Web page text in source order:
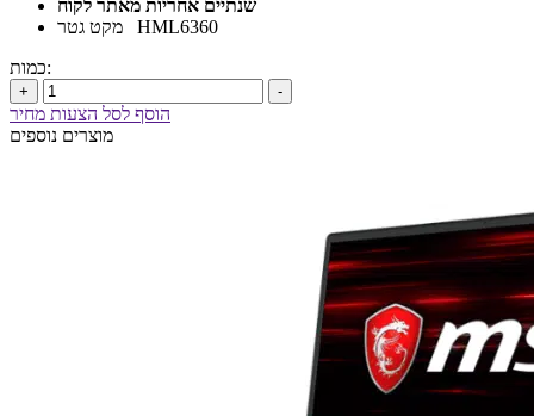
שנתיים אחריות מאתר לקוח
מקט גטר HML6360
כמות:
+ -
הוסף לסל הצעות מחיר
מוצרים נוספים